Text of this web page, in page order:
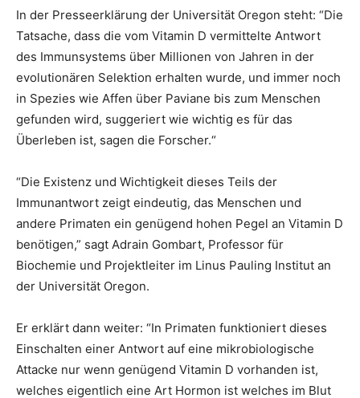
In der Presseerklärung der Universität Oregon steht: “Die
Tatsache, dass die vom Vitamin D vermittelte Antwort
des Immunsystems über Millionen von Jahren in der
evolutionären Selektion erhalten wurde, und immer noch
in Spezies wie Affen über Paviane bis zum Menschen
gefunden wird, suggeriert wie wichtig es für das
Überleben ist, sagen die Forscher.“
“Die Existenz und Wichtigkeit dieses Teils der
Immunantwort zeigt eindeutig, das Menschen und
andere Primaten ein genügend hohen Pegel an Vitamin D
benötigen,” sagt Adrain Gombart, Professor für
Biochemie und Projektleiter im Linus Pauling Institut an
der Universität Oregon.
Er erklärt dann weiter: “In Primaten funktioniert dieses
Einschalten einer Antwort auf eine mikrobiologische
Attacke nur wenn genügend Vitamin D vorhanden ist,
welches eigentlich eine Art Hormon ist welches im Blut